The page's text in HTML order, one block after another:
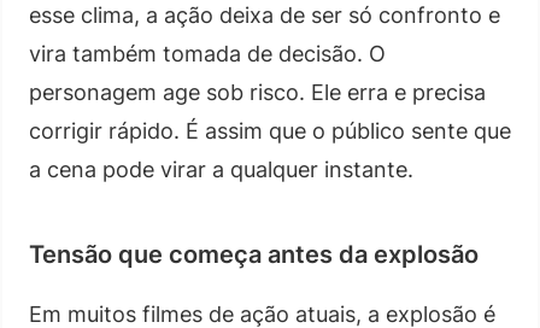
esse clima, a ação deixa de ser só confronto e
vira também tomada de decisão. O
personagem age sob risco. Ele erra e precisa
corrigir rápido. É assim que o público sente que
a cena pode virar a qualquer instante.
Tensão que começa antes da explosão
Em muitos filmes de ação atuais, a explosão é